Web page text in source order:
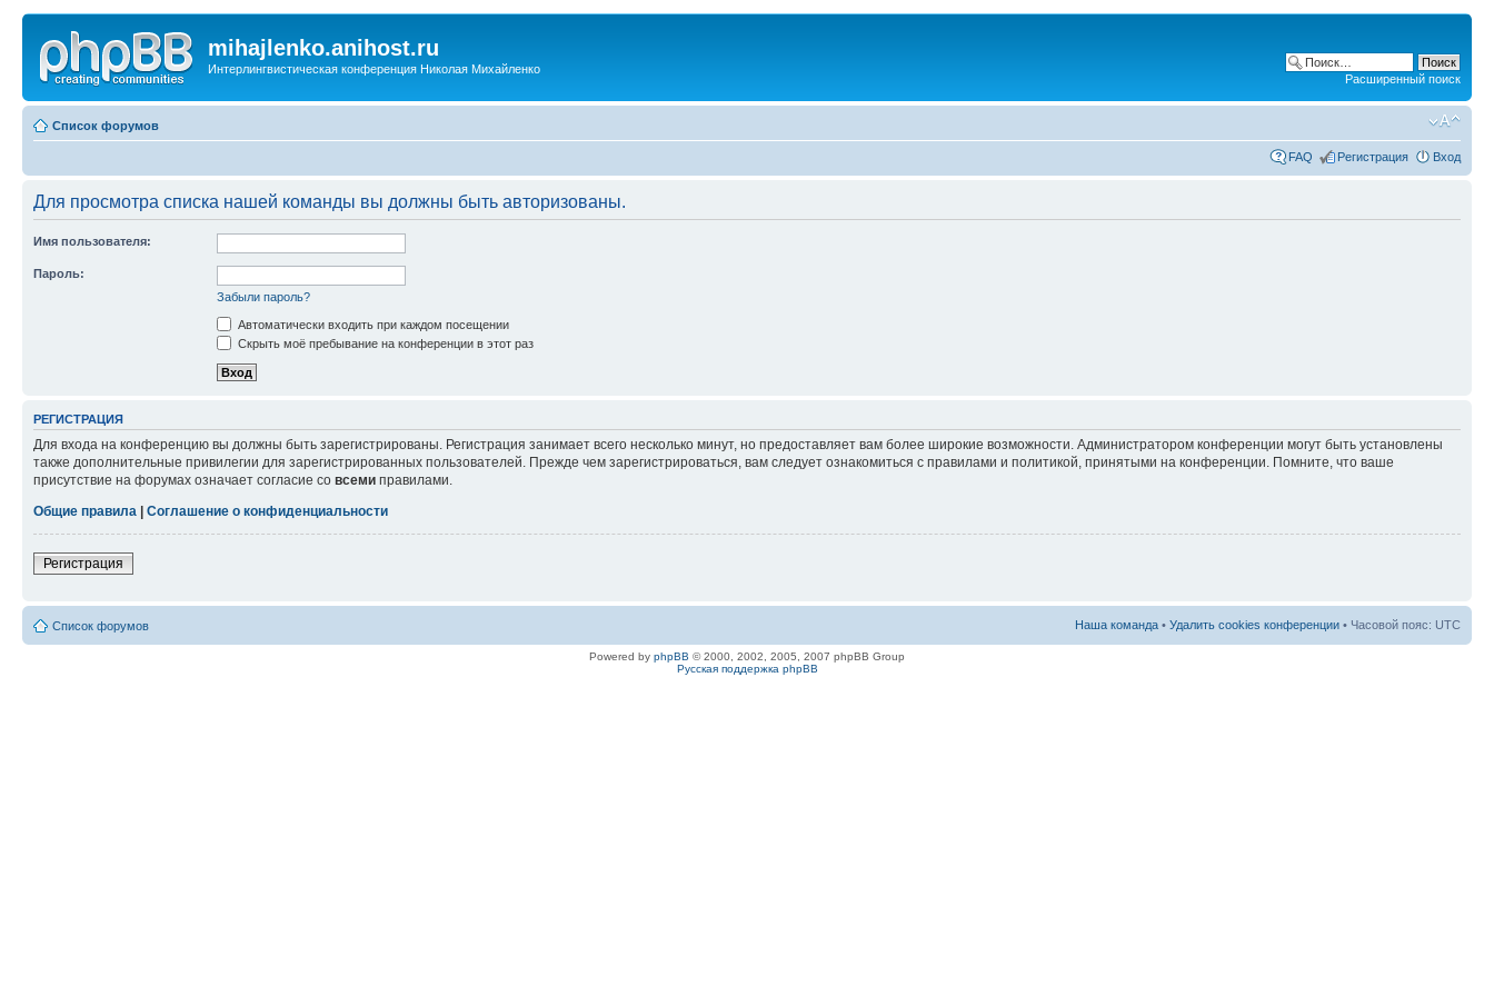
mihajlenko.anihost.ru
Интерлингвистическая конференция Николая Михайленко
Расширенный поиск
Список форумов
FAQ Регистрация Вход
Для просмотра списка нашей команды вы должны быть авторизованы.
Имя пользователя:
Пароль:
Забыли пароль?
Автоматически входить при каждом посещении
Скрыть моё пребывание на конференции в этот раз
РЕГИСТРАЦИЯ
Для входа на конференцию вы должны быть зарегистрированы. Регистрация занимает всего несколько минут, но предоставляет вам более широкие возможности. Администратором конференции могут быть установлены
также дополнительные привилегии для зарегистрированных пользователей. Прежде чем зарегистрироваться, вам следует ознакомиться с правилами и политикой, принятыми на конференции. Помните, что ваше
присутствие на форумах означает согласие со всеми правилами.
Общие правила
Соглашение о конфиденциальности
Регистрация
Список форумов Наша команда • Удалить cookies конференции • Часовой пояс: UTC
Powered by phpBB © 2000, 2002, 2005, 2007 phpBB Group
Русская поддержка phpBB